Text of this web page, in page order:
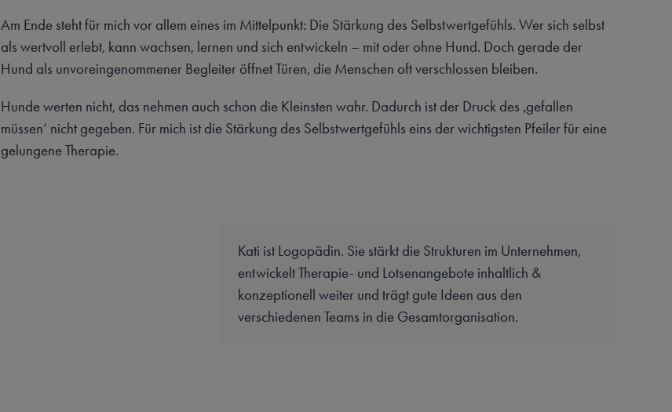
Am Ende steht für mich vor allem eines im Mittelpunkt: Die Stärkung des Selbstwertgefühls. Wer sich selbst
als wertvoll erlebt, kann wachsen, lernen und sich entwickeln – mit oder ohne Hund. Doch gerade der
Hund als unvoreingenommener Begleiter öffnet Türen, die Menschen oft verschlossen bleiben.
Hunde werten nicht, das nehmen auch schon die Kleinsten wahr. Dadurch ist der Druck des ‚gefallen
müssen‘ nicht gegeben. Für mich ist die Stärkung des Selbstwertgefühls eins der wichtigsten Pfeiler für eine
gelungene Therapie.
Kati ist Logopädin. Sie stärkt die Strukturen im Unternehmen,
entwickelt Therapie- und Lotsenangebote inhaltlich &
konzeptionell weiter und trägt gute Ideen aus den
verschiedenen Teams in die Gesamtorganisation.